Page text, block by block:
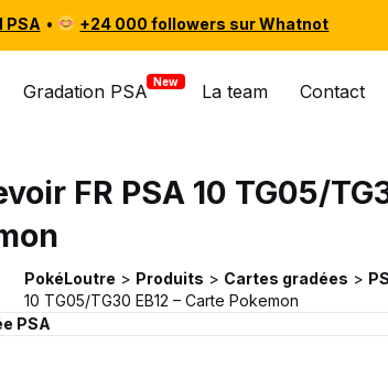
PSA • +24 000 followers sur Whatnot
Gradation PSA La team Contact
FR PSA 10 TG05/
PokéLoutre > Produits > Cartes gradées >
10 TG05/TG30 EB12 – Carte Pokemon
PSA